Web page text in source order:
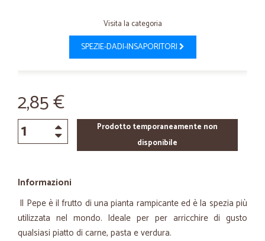
Visita la categoria
SPEZIE-DADI-INSAPORITORI
2,85 €
Prodotto temporaneamente non
disponibile
Informazioni
Il Pepe è il frutto di una pianta rampicante ed è la spezia più
utilizzata nel mondo. Ideale per per arricchire di gusto
qualsiasi piatto di carne, pasta e verdura.